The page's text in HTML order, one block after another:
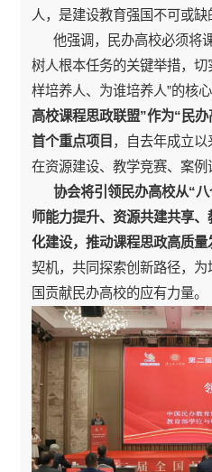
人，是建设教育强国不可或缺
他强调，民办高校必须将
树人根本任务的关键举措，
样培养人、为谁培养人”的核
高校课程思政联盟”作为“民
首个重点项目 ，自去年成立以
在资源建设、教学竞赛、案例
协会将引领民办高校从“八
师能力提升、资源共建共享
化建设，推动课程思政高质量
契机，共同探索创新路径，
国贡献民办高校的应有力量。